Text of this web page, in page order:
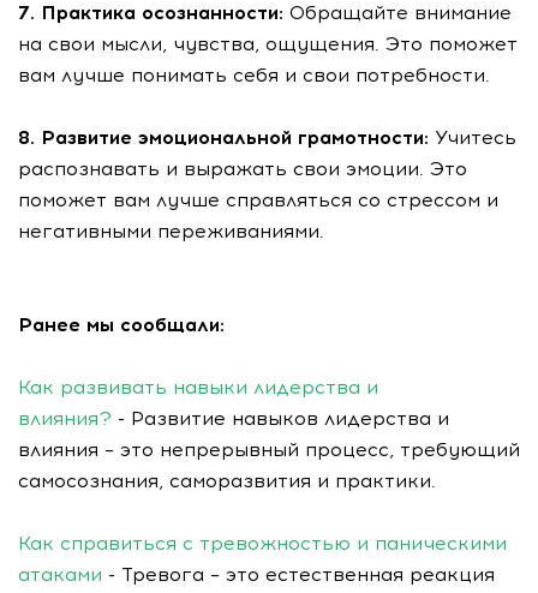
7. Практика осознанности: Обращайте внимание
на свои мысли, чувства, ощущения. Это поможет
вам лучше понимать себя и свои потребности.
8. Развитие эмоциональной грамотности: Учитесь
распознавать и выражать свои эмоции. Это
поможет вам лучше справляться со стрессом и
негативными переживаниями.
Ранее мы сообщали:
Как развивать навыки лидерства и
влияния? - Развитие навыков лидерства и
влияния – это непрерывный процесс, требующий
самосознания, саморазвития и практики.
Как справиться с тревожностью и паническими
атаками - Тревога – это естественная реакция